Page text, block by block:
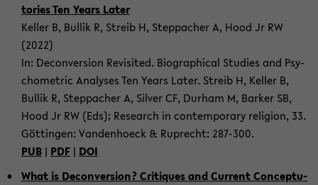
to­ries Ten Years Later
Keller B, Bul­lik R, Streib H, Step­pacher A, Hood Jr RW
(2022)
In: De­con­ver­sion Re­vis­ited. Bi­o­graph­i­cal Stud­ies and Psy­
cho­me­t­ric Analy­ses Ten Years Later. Streib H, Keller B,
Bul­lik R, Step­pacher A, Sil­ver CF, Durham M, Barker SB,
Hood Jr RW (Eds); Re­search in con­tem­po­rary re­li­gion, 33.
Göttin­gen: Van­den­hoeck & Ruprecht: 287-​300.
PUB | PDF | DOI
What is De­con­ver­sion? Cri­tiques and Cur­rent Con­cep­tu­